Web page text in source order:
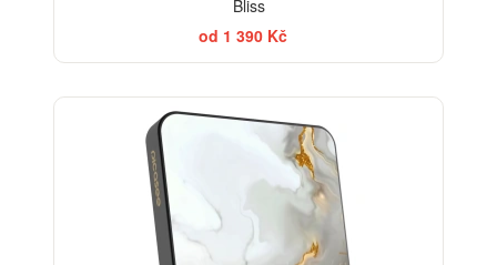
Bliss
od 1 390 Kč